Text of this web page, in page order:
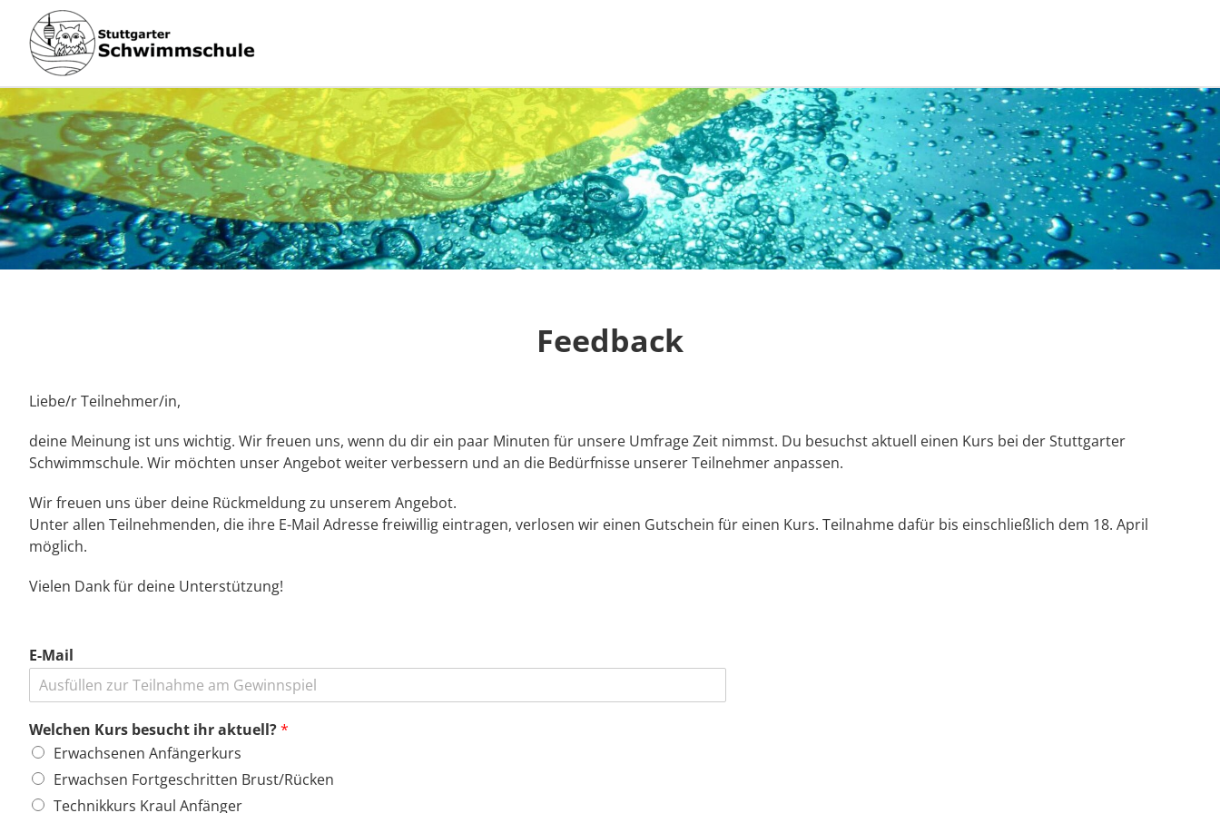
Inhalt
springen
Feedback
Liebe/r Teilnehmer/in,
deine Meinung ist uns wichtig. Wir freuen uns, wenn du dir ein paar Minuten für unsere Umfrage Zeit nimmst. Du besuchst aktuell einen Kurs bei der Stuttgarter
Schwimmschule. Wir möchten unser Angebot weiter verbessern und an die Bedürfnisse unserer Teilnehmer anpassen.
Wir freuen uns über deine Rückmeldung zu unserem Angebot.
Unter allen Teilnehmenden, die ihre E-Mail Adresse freiwillig eintragen, verlosen wir einen Gutschein für einen Kurs. Teilnahme dafür bis einschließlich dem 18. April
möglich.
Vielen Dank für deine Unterstützung!
E-Mail
Welchen Kurs besucht ihr aktuell?*
Erwachsenen Anfängerkurs
Erwachsen Fortgeschritten Brust/Rücken
Technikkurs Kraul Anfänger